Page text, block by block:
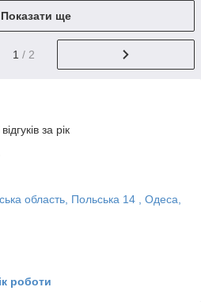
Показати ще
1 / 2
за рік
область, Польська 14 , Одеса,
роботи